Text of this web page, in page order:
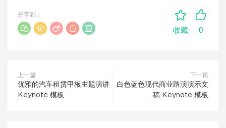
收藏 0
分享到：
上一篇
优雅的汽车租赁甲板主题演讲
Keynote 模板
下一篇
白色蓝色现代商业路演演示文
稿 Keynote 模板